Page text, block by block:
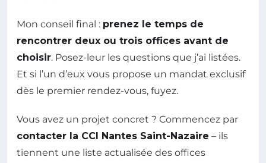
Mon conseil final : prenez le temps de
rencontrer deux ou trois offices avant de
choisir. Posez-leur les questions que j’ai listées.
Et si l’un d’eux vous propose un mandat exclusif
dès le premier rendez-vous, fuyez.
Vous avez un projet concret ? Commencez par
contacter la CCI Nantes Saint-Nazaire – ils
tiennent une liste actualisée des offices